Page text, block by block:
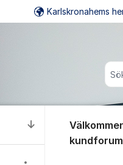
Sök
Karlskronahems
Till senaste